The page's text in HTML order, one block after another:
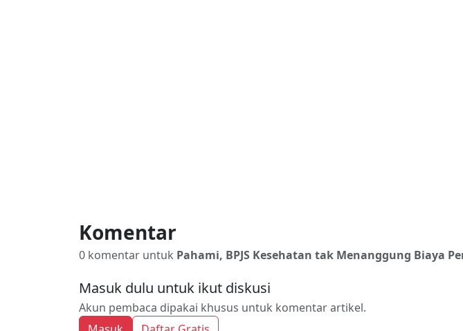
Komentar
0 komentar untuk Pahami, BPJS Kesehatan tak Menanggung Biaya
Masuk dulu untuk ikut diskusi
Akun pembaca dipakai khusus untuk komentar artikel.